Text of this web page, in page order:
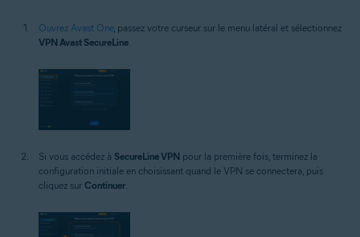
Ouvrez Avast One, passez votre curseur sur le menu latéral et sélectionnez
VPN Avast SecureLine.
Si vous accédez à SecureLine VPN pour la première fois, terminez la
configuration initiale en choisissant quand le VPN se connectera, puis
cliquez sur Continuer.